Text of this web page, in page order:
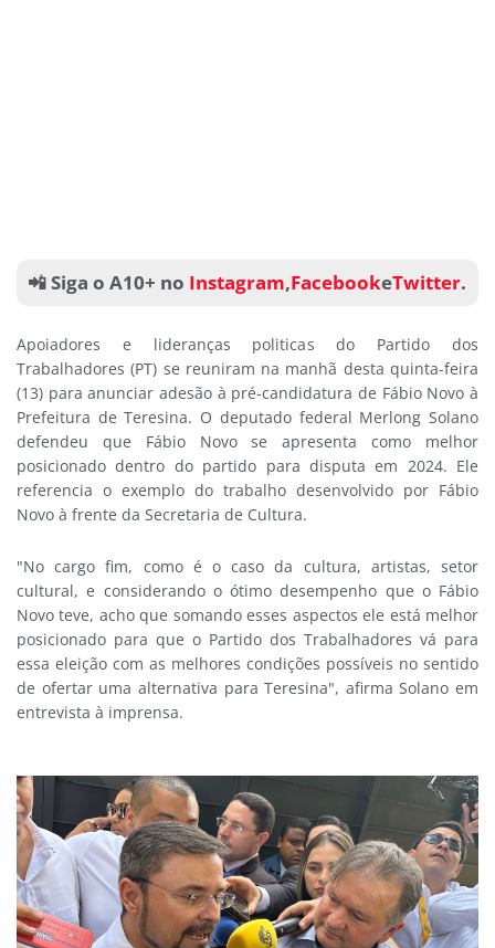
📲 Siga o A10+ no Instagram,FacebookeTwitter.
Apoiadores e lideranças politicas do Partido dos
Trabalhadores (PT) se reuniram na manhã desta quinta-feira
(13) para anunciar adesão à pré-candidatura de Fábio Novo à
Prefeitura de Teresina. O deputado federal Merlong Solano
defendeu que Fábio Novo se apresenta como melhor
posicionado dentro do partido para disputa em 2024. Ele
referencia o exemplo do trabalho desenvolvido por Fábio
Novo à frente da Secretaria de Cultura.
"No cargo fim, como é o caso da cultura, artistas, setor
cultural, e considerando o ótimo desempenho que o Fábio
Novo teve, acho que somando esses aspectos ele está melhor
posicionado para que o Partido dos Trabalhadores vá para
essa eleição com as melhores condições possíveis no sentido
de ofertar uma alternativa para Teresina", afirma Solano em
entrevista à imprensa.